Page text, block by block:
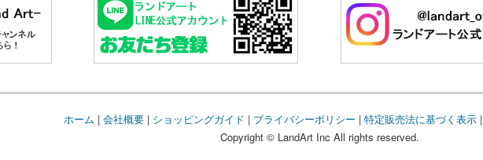
ホーム | 会社概要| ショッピングガイド | プライバシーポリシー | 特定販売法に基づく表示|
Copyright © LandArt Inc All rights reserved.